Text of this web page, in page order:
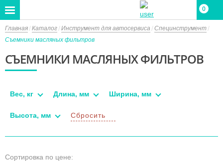
0
Главная Каталог Инструмент для автосервиса
Специнструмент
Съемники масляных фильтров
СЪЕМНИКИ МАСЛЯНЫХ ФИЛЬТРОВ
Вес, кг Длина, мм Ширина, мм
Высота, мм Сбросить
Сортировка по цене: